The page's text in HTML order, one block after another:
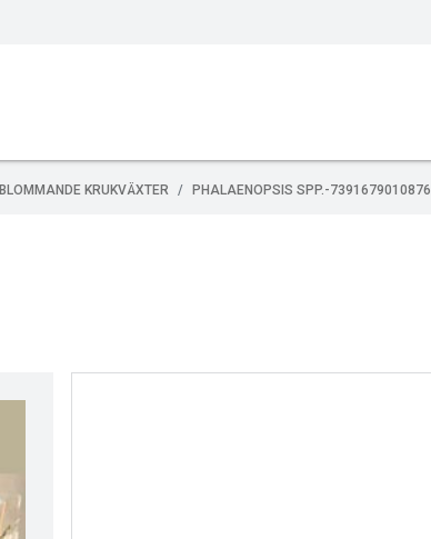
BLOMMANDE KRUKVÄXTER PHALAENOPSIS SPP.-7391679010876